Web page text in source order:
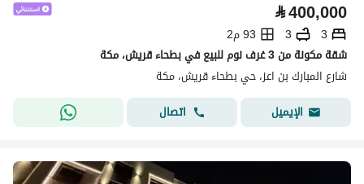
⃁400,000
3
3
93 م2
شقة مكونة من 3 غرف نوم للبيع في بطحاء قريش، مكة
شارع المبارك بن اعز، حي بطحاء قريش، مكة
الإيميل
اتصال